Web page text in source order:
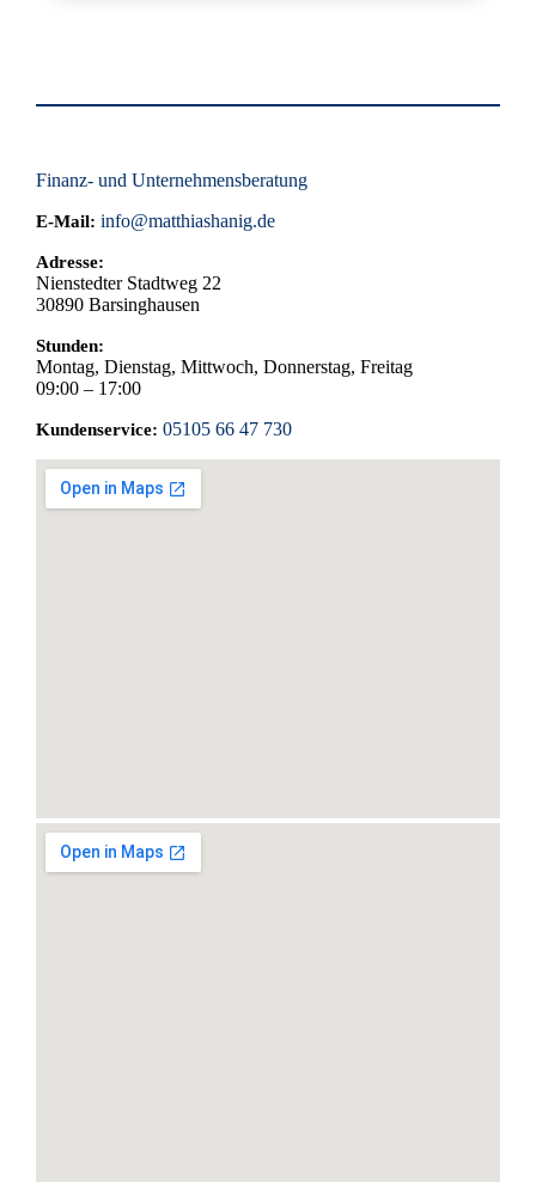
Finanz- und Unternehmensberatung
E-Mail: info@matthiashanig.de
Adresse:
Nienstedter Stadtweg 22
30890 Barsinghausen
Stunden:
Montag, Dienstag, Mittwoch, Donnerstag, Freitag
09:00 – 17:00
Kundenservice: 05105 66 47 730